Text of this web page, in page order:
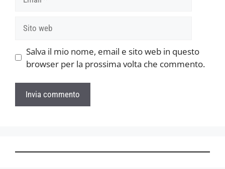
Sito
web
Salva il mio nome, email e sito web in questo
browser per la prossima volta che commento.